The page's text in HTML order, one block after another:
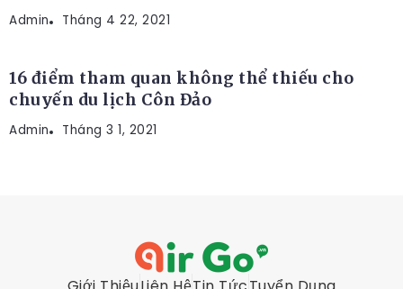
Admin Tháng 4 22, 2021
ĐỊA ĐIỂM DU LỊCH
16 điểm tham quan không thể thiếu cho
chuyến du lịch Côn Đảo
Admin Tháng 3 1, 2021